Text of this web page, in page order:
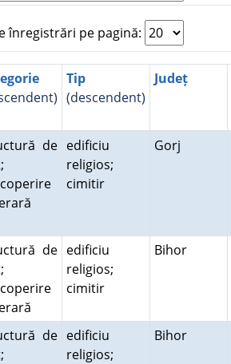
înregistrări pe pagină:
Tip
(descendent)
Județ
de edificiu
religios;
cimitir
Gorj
de edificiu
religios;
cimitir
Bihor
de edificiu
religios;
Bihor